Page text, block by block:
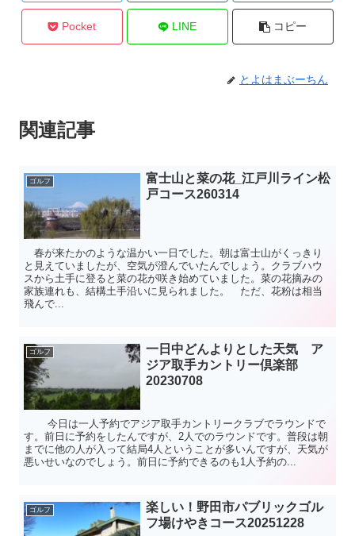
Pocket LINE コピー
とよはまぶーちん
関連記事
ゴルフ
富士山と菜の花_江戸川ライン松
戸コース260314
春が来たかのような温かい一日でした。朝は富士山がくっきり
と見えていましたが、空気が澄んでいたんでしょう。クラブハウ
スから土手に登ると菜の花が咲き始めていました。菜の花摘みの
家族連れも、結構土手沿いに見られました。 ただ、花粉は相当
飛んで...
ゴルフ
一日中どんよりとした天気 ア
ジア取手カントリー倶楽部
20230708
今日は一人予約でアジア取手カントリークラブでラウンドで
す。前日に予約をしたんですが、2人でのラウンドです。普段は朝
までに他の人が入って結局4人ということが多いんですが、天気が
悪いせいなのでしょう。前日に予約できるのも1人予約の...
ゴルフ
楽しい！野田市パブリックゴル
フ場けやきコース20251228